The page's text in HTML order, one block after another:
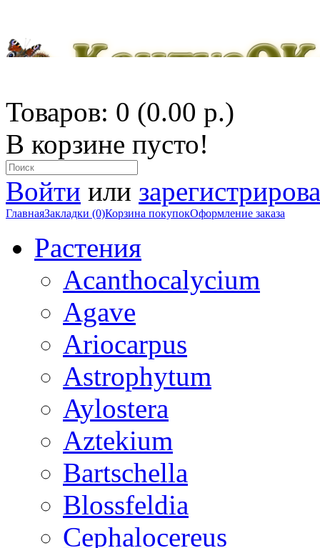
Товаров: 0 (0.00 р.)
В корзине пусто!
Войти или
ГлавнаяЗакладки (0)Корзина покупокОформление заказа
Растения
Acanthocalycium
Agave
Ariocarpus
Astrophytum
Aylostera
Aztekium
Bartschella
Blossfeldia
Cephalocereus